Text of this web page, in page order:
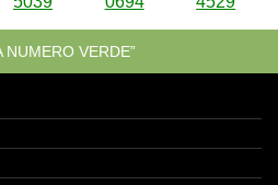
NUMERO VERDE”